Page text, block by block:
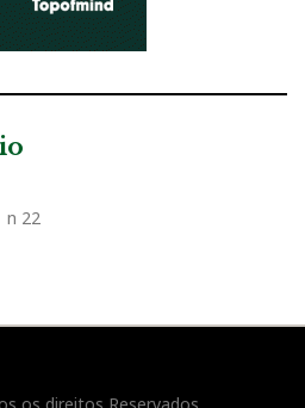
n 22